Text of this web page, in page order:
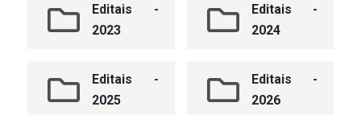
Editais -
2023
Editais -
2024
Editais -
2025
Editais -
2026